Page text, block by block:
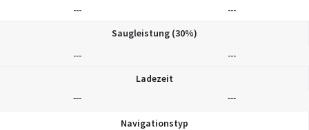
--- ---
Saugleistung (30%)
--- ---
Ladezeit
---
---
Navigationstyp